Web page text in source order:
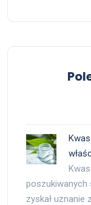
poszukiwanych
zyskał uznanie